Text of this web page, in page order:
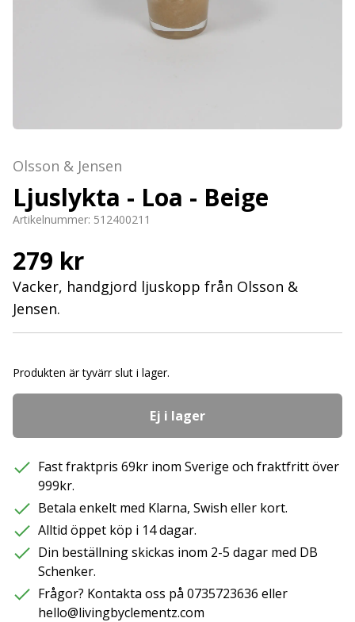
Olsson & Jensen
Ljuslykta - Loa - Beige
Artikelnummer: 512400211
279 kr
Vacker, handgjord ljuskopp från Olsson &
Jensen.
Produkten är tyvärr slut i lager.
Ej i lager
Fast fraktpris 69kr inom Sverige och fraktfritt över
999kr.
Betala enkelt med Klarna, Swish eller kort.
Alltid öppet köp i 14 dagar.
Din beställning skickas inom 2-5 dagar med DB
Schenker.
Frågor? Kontakta oss på 0735723636 eller
hello@livingbyclementz.com